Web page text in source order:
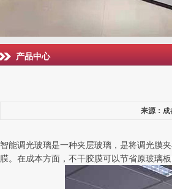
产品中心
来源： 成
智能调光玻璃是一种夹层玻璃，是将调光膜
膜。在成本方面，不干胶膜可以节省原玻璃